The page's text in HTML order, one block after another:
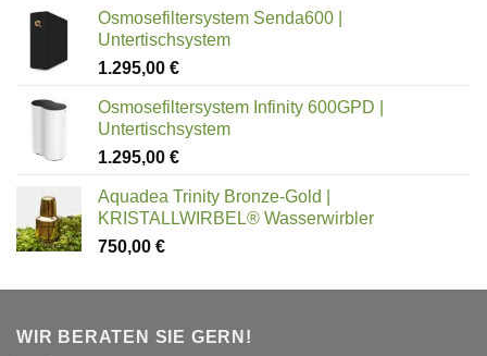
von 5
Osmosefiltersystem Senda600 |
Untertischsystem
1.295,00 €
Osmosefiltersystem Infinity 600GPD |
Untertischsystem
1.295,00 €
Aquadea Trinity Bronze-Gold |
KRISTALLWIRBEL® Wasserwirbler
750,00 €
WIR BERATEN SIE GERN!